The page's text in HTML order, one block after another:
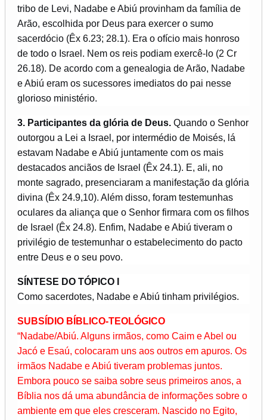
tribo de Levi, Nadabe e Abiú provinham da família de
Arão, escolhida por Deus para exercer o sumo
sacerdócio (Êx 6.23; 28.1). Era o ofício mais honroso
de todo o Israel. Nem os reis podiam exercê-lo (2 Cr
26.18). De acordo com a genealogia de Arão, Nadabe
e Abiú eram os sucessores imediatos do pai nesse
glorioso ministério.
3. Participantes da glória de Deus. Quando o Senhor
outorgou a Lei a Israel, por intermédio de Moisés, lá
estavam Nadabe e Abiú juntamente com os mais
destacados anciãos de Israel (Êx 24.1). E, ali, no
monte sagrado, presenciaram a manifestação da glória
divina (Êx 24.9,10). Além disso, foram testemunhas
oculares da aliança que o Senhor firmara com os filhos
de Israel (Êx 24.8). Enfim, Nadabe e Abiú tiveram o
privilégio de testemunhar o estabelecimento do pacto
entre Deus e o seu povo.
SÍNTESE DO TÓPICO I
Como sacerdotes, Nadabe e Abiú tinham privilégios.
SUBSÍDIO BÍBLICO-TEOLÓGICO
“Nadabe/Abiú. Alguns irmãos, como Caim e Abel ou
Jacó e Esaú, colocaram uns aos outros em apuros. Os
irmãos Nadabe e Abiú tiveram problemas juntos.
Embora pouco se saiba sobre seus primeiros anos, a
Bíblia nos dá uma abundância de informações sobre o
ambiente em que eles cresceram. Nascido no Egito,